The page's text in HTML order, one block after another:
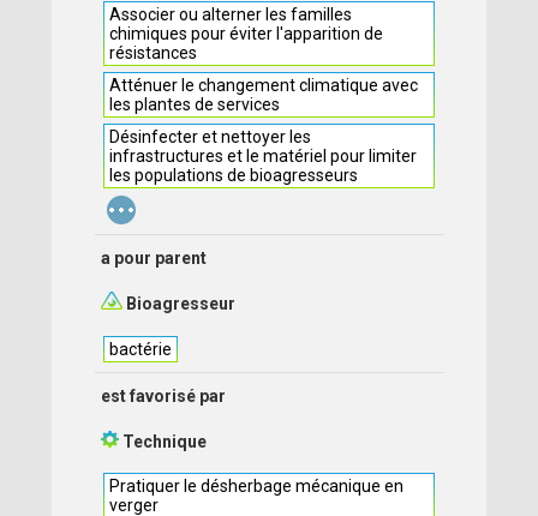
Associer ou alterner les familles
chimiques pour éviter l'apparition de
résistances
Atténuer le changement climatique avec
les plantes de services
Désinfecter et nettoyer les
infrastructures et le matériel pour limiter
les populations de bioagresseurs
...
a pour parent
Bioagresseur
bactérie
est favorisé par
Technique
Pratiquer le désherbage mécanique en
verger